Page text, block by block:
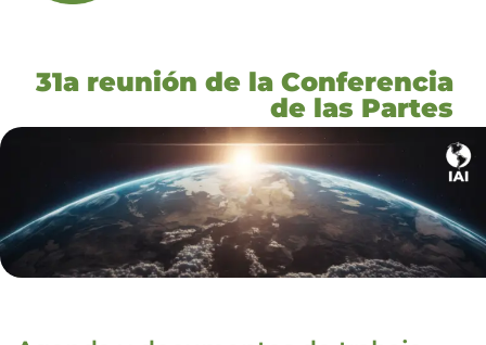
31a reunión de la Conferencia
de las Partes